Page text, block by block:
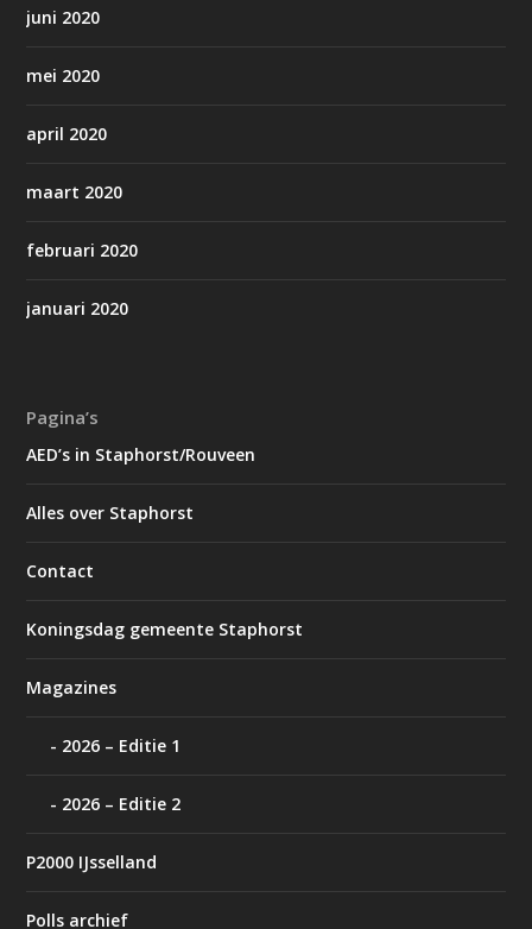
juni 2020
mei 2020
april 2020
maart 2020
februari 2020
januari 2020
Pagina’s
AED’s in Staphorst/Rouveen
Alles over Staphorst
Contact
Koningsdag gemeente Staphorst
Magazines
2026 – Editie 1
2026 – Editie 2
P2000 IJsselland
Polls archief